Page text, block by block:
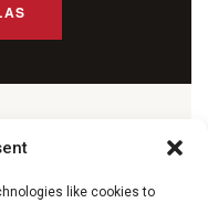
like cookies to
VILLAS